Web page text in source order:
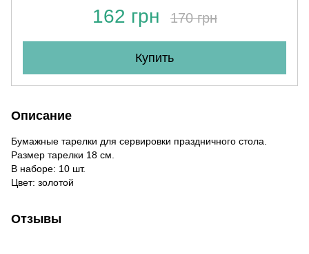
162 грн 170 грн
Купить
Описание
Бумажные тарелки для сервировки праздничного стола.
Размер тарелки 18 см.
В наборе: 10 шт.
Цвет: золотой
Отзывы